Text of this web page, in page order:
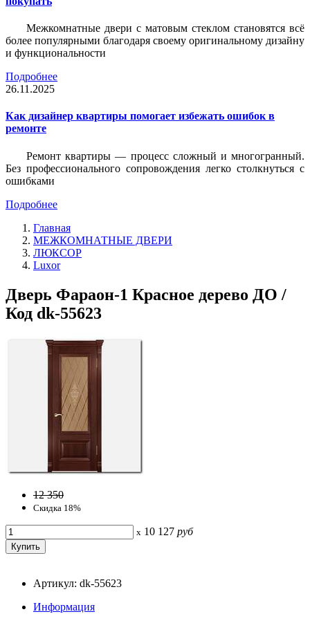
Межкомнатные двери с матовым стеклом становятся всё
более популярными благодаря своему оригинальному дизайну
и функциональности
Подробнее
26.11.2025
Как дизайнер квартиры помогает избежать ошибок в
ремонте
Ремонт квартиры — процесс сложный и многогранный.
Без профессионального сопровождения легко столкнуться с
ошибками
Подробнее
Главная
МЕЖКОМНАТНЫЕ ДВЕРИ
ЛЮКСОР
Luxor
Дверь Фараон-1 Красное дерево ДО /
Код dk-55623
12 350
Скидка 18%
x 10 127 руб
Артикул: dk-55623
Информация